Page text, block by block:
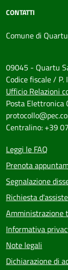
CONTATTI
Comune di
09045 - Quartu
Codice fiscale /
Ufficio Relazioni
Posta Elettronica
Centralino: +39
Leggi le FAQ
Prenota
Segnalazione
Richiesta
Amministrazione
Informativa
Note legali
Dichiarazione di